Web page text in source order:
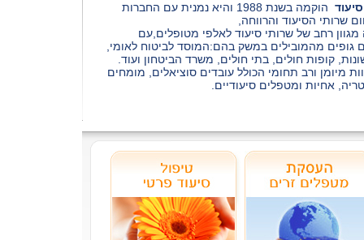
הוקמה בשנת 1988 והיא נמנית עם החברות
שרותי הסיעוד והרווחה,
מגוון רחב של שרותי סיעוד לאלפי מטופלים,עם
גופים מהמובילים במשק בהם:המוסד לביטוח לאומי,
קופות חולים, בתי חולים, משרד הביטחון ועוד.
מיומן ורב תחומי הכולל עובדים סוציאלים, מומחים
אחיות ומטפלים סיעודיים.